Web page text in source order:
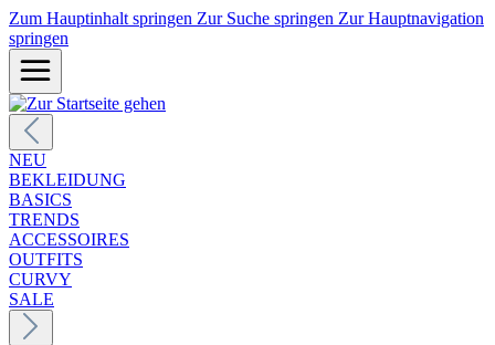
Zum Hauptinhalt springen Zur Suche springen Zur Hauptnavigation
springen
NEU
BEKLEIDUNG
BASICS
TRENDS
ACCESSOIRES
OUTFITS
CURVY
SALE